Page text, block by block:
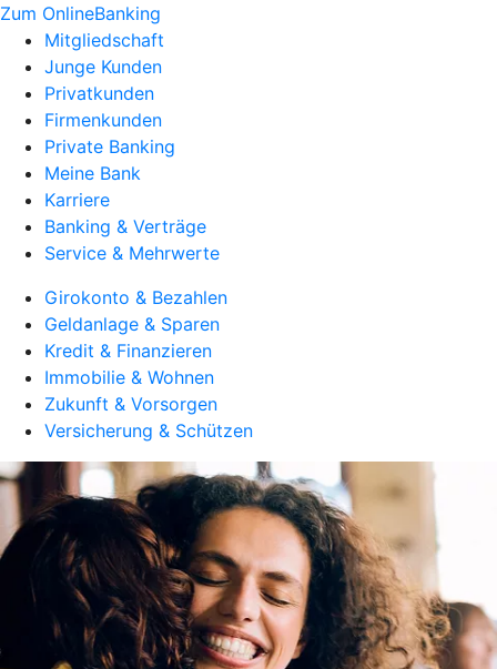
Zum OnlineBanking
Mitgliedschaft
Junge Kunden
Privatkunden
Firmenkunden
Private Banking
Meine Bank
Karriere
Banking & Verträge
Service & Mehrwerte
Girokonto & Bezahlen
Geldanlage & Sparen
Kredit & Finanzieren
Immobilie & Wohnen
Zukunft & Vorsorgen
Versicherung & Schützen